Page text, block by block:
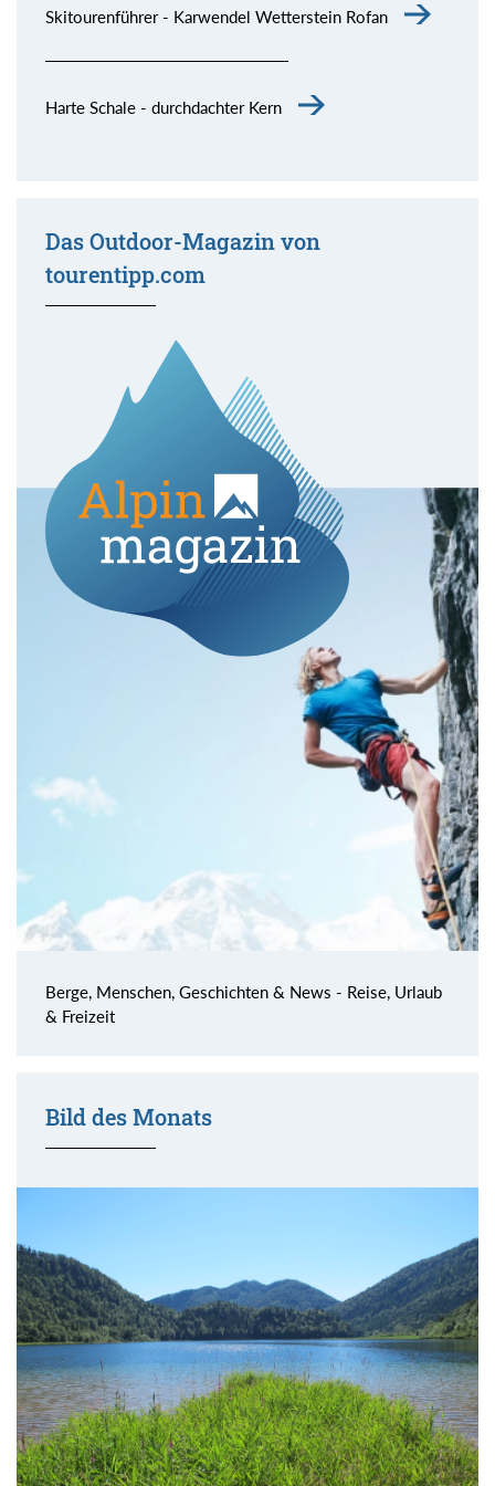
Skitourenführer - Karwendel Wetterstein Rofan
Harte Schale - durchdachter Kern
Das Outdoor-Magazin von
tourentipp.com
Berge, Menschen, Geschichten & News - Reise, Urlaub
& Freizeit
Bild des Monats